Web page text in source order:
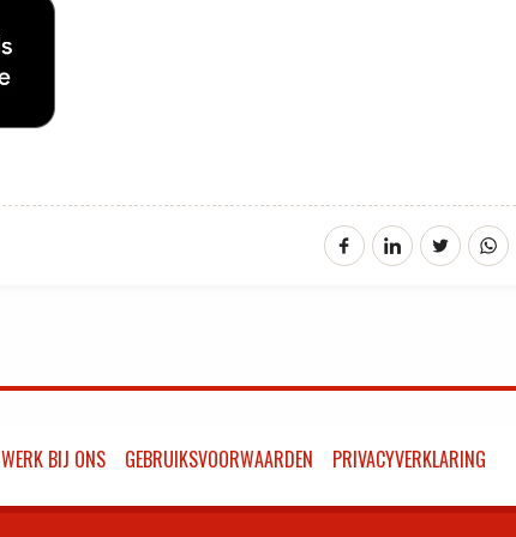
WERK BIJ ONS GEBRUIKSVOORWAARDEN PRIVACYVERKLARING